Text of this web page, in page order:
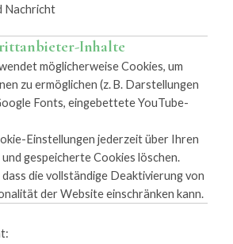
Nachricht
Inhalte
möglicherweise Cookies, um
zu ermöglichen (z. B. Darstellungen
Fonts, eingebettete YouTube-
Einstellungen jederzeit über Ihren
gespeicherte Cookies löschen.
die vollständige Deaktivierung von
der Website einschränken kann.